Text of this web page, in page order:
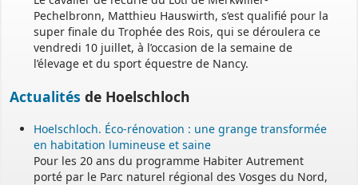
Pechelbronn, Matthieu Hauswirth, s’est qualifié pour la
super finale du Trophée des Rois, qui se déroulera ce
vendredi 10 juillet, à l’occasion de la semaine de
l’élevage et du sport équestre de Nancy.
Actualités de Hoelschloch
Hoelschloch. Éco-rénovation : une grange transformée
en habitation lumineuse et saine
Pour les 20 ans du programme Habiter Autrement
porté par le Parc naturel régional des Vosges du Nord,